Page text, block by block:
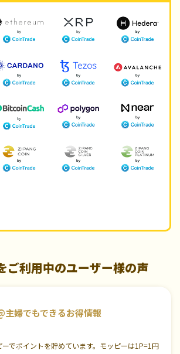
ご利用中のユーザー様の声
主婦でもできるお得情報
でポイントを貯めています。モッピーは1P=1円